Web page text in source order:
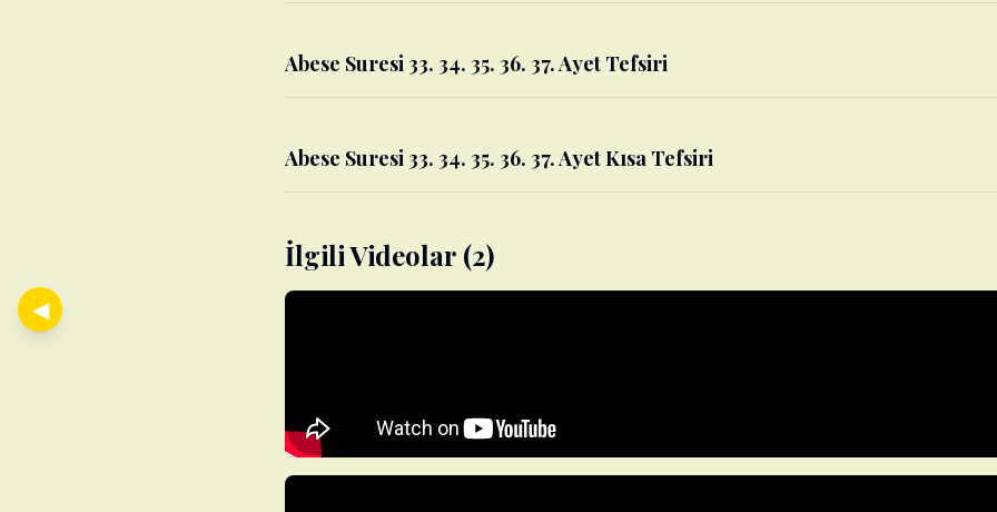
Abese Suresi 33. 34. 35. 36. 37. Ayet Tefsiri
Abese Suresi 33. 34. 35. 36. 37. Ayet Kısa Tefsiri
İlgili Videolar (2)
◀